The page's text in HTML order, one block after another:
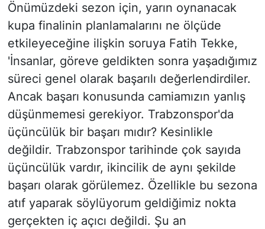
Önümüzdeki sezon için, yarın oynanacak
kupa finalinin planlamalarını ne ölçüde
etkileyeceğine ilişkin soruya Fatih Tekke,
'İnsanlar, göreve geldikten sonra yaşadığımız
süreci genel olarak başarılı değerlendirdiler.
Ancak başarı konusunda camiamızın yanlış
düşünmemesi gerekiyor. Trabzonspor'da
üçüncülük bir başarı mıdır? Kesinlikle
değildir. Trabzonspor tarihinde çok sayıda
üçüncülük vardır, ikincilik de aynı şekilde
başarı olarak görülemez. Özellikle bu sezona
atıf yaparak söylüyorum geldiğimiz nokta
gerçekten iç açıcı değildi. Şu an